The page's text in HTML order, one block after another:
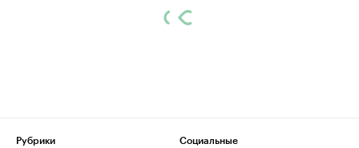
Рубрики
Социальные